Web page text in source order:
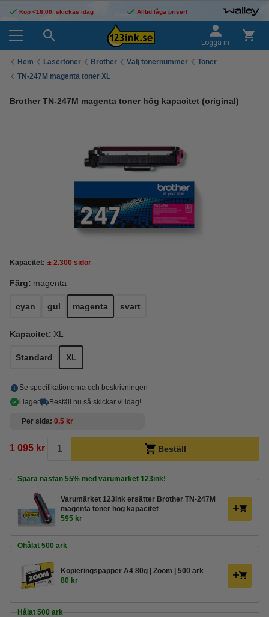
Köp <16:00, skickas idag Alltid låga priser!
Logga in
Hem Lasertoner Brother Välj tonernummer
Toner
TN-247M magenta toner XL
Brother TN-247M magenta toner hög kapacitet (original)
Kapacitet: ± 2.300 sidor
Färg: magenta
cyan gul magenta svart
Kapacitet: XL
Standard XL
Se specifikationerna och beskrivningen
i lager
Beställ nu så skickar vi idag!
Per sida 0,5 kr
1 095 kr Beställ
Spara nästan 55% med varumärket 123ink!
Varumärket 123ink ersätter Brother TN-247M
magenta toner hög kapacitet
595 kr
Ohålat 500 ark
Kopieringspapper A4 80g | Zoom | 500 ark
80 kr
Hålat 500 ark